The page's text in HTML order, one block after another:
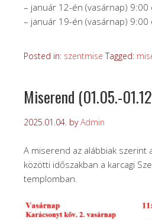
– január 12-én (vasárnap) 9:00
– január 19-én (vasárnap) 9:00
Posted in: szentmise Tagged:
Miserend (01.05.-
2025.01.04. byAdmin
A miserend az alábbiak szerint
közötti időszakban a karcagi
templomban.